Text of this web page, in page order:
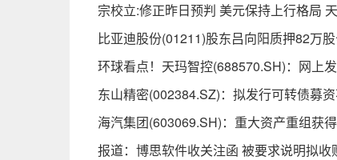
宗校立:修正昨日预判 美元保持上行格局
比亚迪股份(01211)股东吕向阳质押82万
环球看点！天玛智控(688570.SH)：网上
东山精密(002384.SZ)：拟发行可转债募
海汽集团(603069.SH)：重大资产重组获
报道：博思软件收关注函 被要求说明拟